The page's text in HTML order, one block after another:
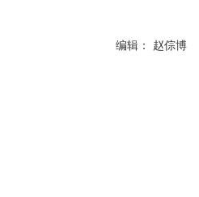
编辑： 赵倧博